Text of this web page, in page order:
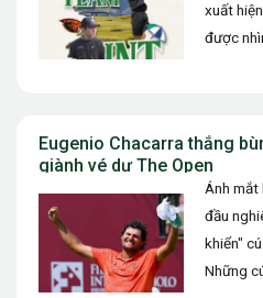
xuất
được
Eugenio Chacarra thắng
giành vé dự The Open
Ánh
đầu
khiển"
Những